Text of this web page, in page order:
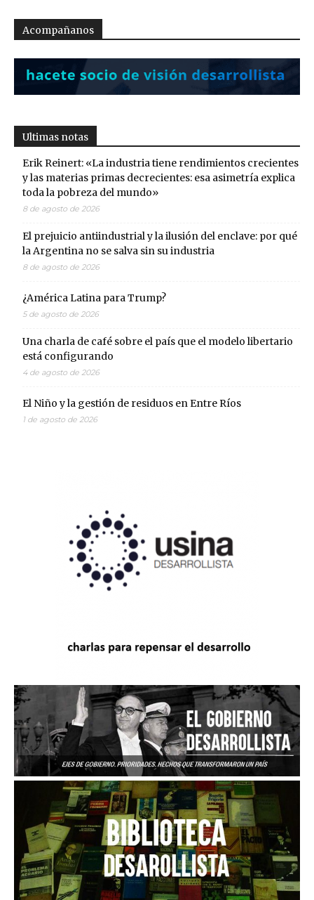
Acompañanos
Ultimas notas
Erik Reinert: «La industria tiene rendimientos crecientes
y las materias primas decrecientes: esa asimetría explica
toda la pobreza del mundo»
8 de agosto de 2026
El prejuicio antiindustrial y la ilusión del enclave: por qué
la Argentina no se salva sin su industria
8 de agosto de 2026
¿América Latina para Trump?
5 de agosto de 2026
Una charla de café sobre el país que el modelo libertario
está configurando
4 de agosto de 2026
El Niño y la gestión de residuos en Entre Ríos
1 de agosto de 2026